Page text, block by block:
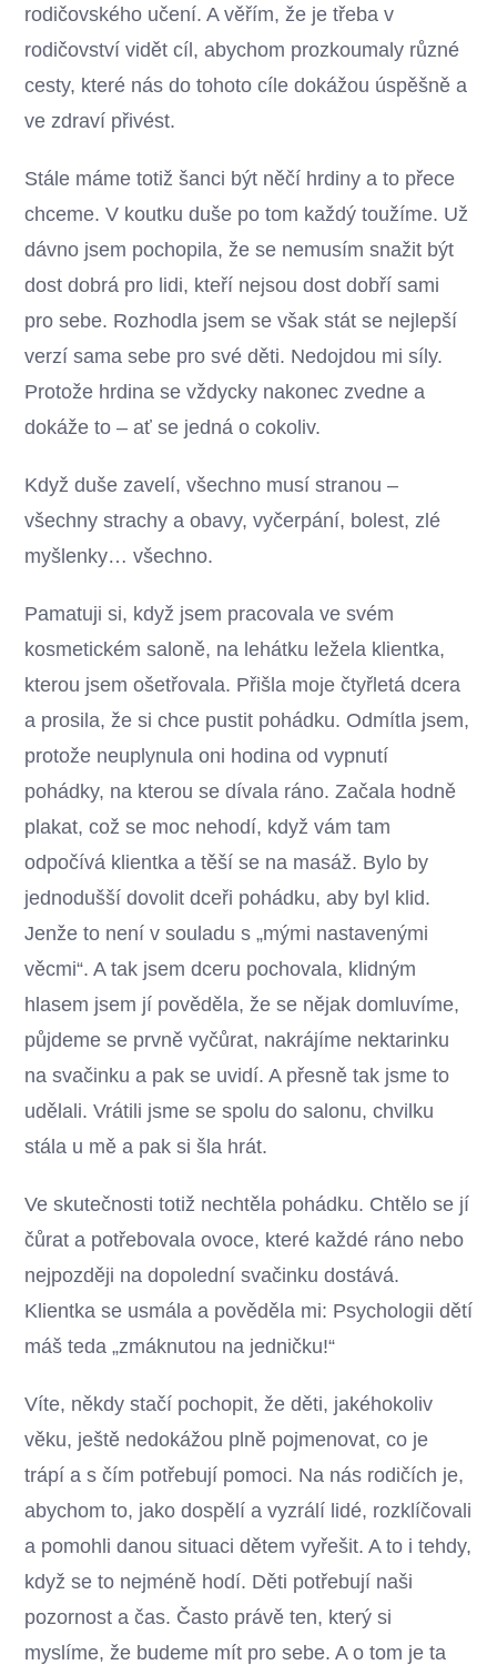
rodičovského učení. A věřím, že je třeba v
rodičovství vidět cíl, abychom prozkoumaly různé
cesty, které nás do tohoto cíle dokážou úspěšně a
ve zdraví přivést.
Stále máme totiž šanci být něčí hrdiny a to přece
chceme. V koutku duše po tom každý toužíme. Už
dávno jsem pochopila, že se nemusím snažit být
dost dobrá pro lidi, kteří nejsou dost dobří sami
pro sebe. Rozhodla jsem se však stát se nejlepší
verzí sama sebe pro své děti. Nedojdou mi síly.
Protože hrdina se vždycky nakonec zvedne a
dokáže to – ať se jedná o cokoliv.
Když duše zavelí, všechno musí stranou –
všechny strachy a obavy, vyčerpání, bolest, zlé
myšlenky… všechno.
Pamatuji si, když jsem pracovala ve svém
kosmetickém saloně, na lehátku ležela klientka,
kterou jsem ošetřovala. Přišla moje čtyřletá dcera
a prosila, že si chce pustit pohádku. Odmítla jsem,
protože neuplynula oni hodina od vypnutí
pohádky, na kterou se dívala ráno. Začala hodně
plakat, což se moc nehodí, když vám tam
odpočívá klientka a těší se na masáž. Bylo by
jednodušší dovolit dceři pohádku, aby byl klid.
Jenže to není v souladu s „mými nastavenými
věcmi“. A tak jsem dceru pochovala, klidným
hlasem jsem jí pověděla, že se nějak domluvíme,
půjdeme se prvně vyčůrat, nakrájíme nektarinku
na svačinku a pak se uvidí. A přesně tak jsme to
udělali. Vrátili jsme se spolu do salonu, chvilku
stála u mě a pak si šla hrát.
Ve skutečnosti totiž nechtěla pohádku. Chtělo se jí
čůrat a potřebovala ovoce, které každé ráno nebo
nejpozději na dopolední svačinku dostává.
Klientka se usmála a pověděla mi: Psychologii dětí
máš teda „zmáknutou na jedničku!“
Víte, někdy stačí pochopit, že děti, jakéhokoliv
věku, ještě nedokážou plně pojmenovat, co je
trápí a s čím potřebují pomoci. Na nás rodičích je,
abychom to, jako dospělí a vyzrálí lidé, rozklíčovali
a pomohli danou situaci dětem vyřešit. A to i tehdy,
když se to nejméně hodí. Děti potřebují naši
pozornost a čas. Často právě ten, který si
myslíme, že budeme mít pro sebe. A o tom je ta